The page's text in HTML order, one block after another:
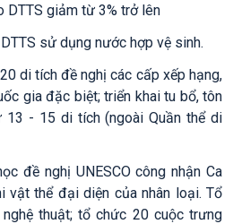
DTTS giảm từ 3% trở lên
sử dụng nước hợp vệ sinh.
di tích đề nghị các cấp xếp hạng,
gia đặc biệt; triển khai tu bổ, tôn
- 15 di tích (ngoài Quần thể di
đề nghị UNESCO công nhận Ca
vật thể đại diện của nhân loại. Tổ
thuật; tổ chức 20 cuộc trưng